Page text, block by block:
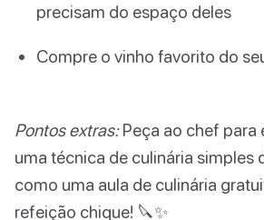
precisam do espaço deles
Compre o vinho favorito do
Pontos extras:Peça ao chef para
uma técnica de culinária simples
como uma aula de culinária
refeição chique! 🔪✨